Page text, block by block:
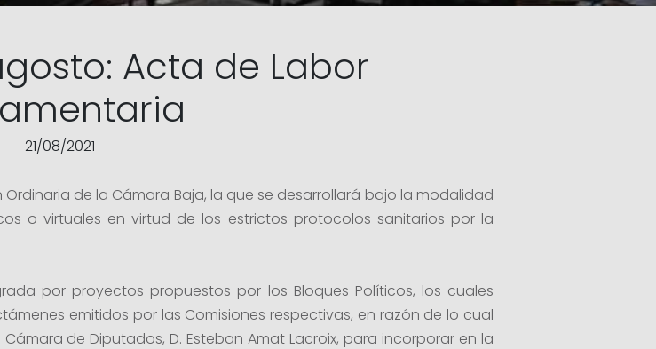
Acta de Labor
21/08/2021
de la Cámara Baja, la que se desarrollará bajo la modalidad
o virtuales en virtud de los estrictos protocolos sanitarios por la
por proyectos propuestos por los Bloques Políticos, los cuales
emitidos por las Comisiones respectivas, en razón de lo cual
de Diputados, D. Esteban Amat Lacroix, para incorporar en la